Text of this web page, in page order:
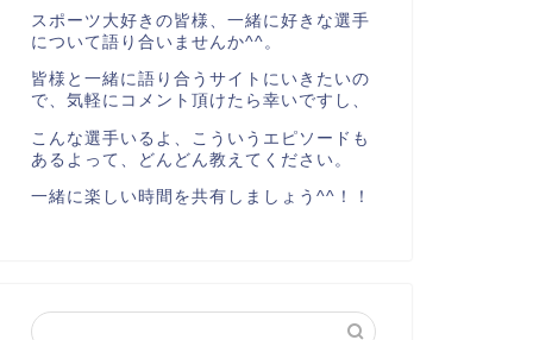
スポーツ大好きの皆様、一緒に好きな選手
について語り合いませんか^^。
皆様と一緒に語り合うサイトにいきたいの
で、気軽にコメント頂けたら幸いですし、
こんな選手いるよ、こういうエピソードも
あるよって、どんどん教えてください。
一緒に楽しい時間を共有しましょう^^！！